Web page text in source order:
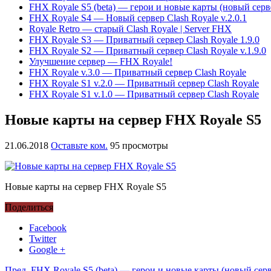
FHX Royale S5 (beta) — герои и новые карты (новый
FHX Royale S4 — Новый сервер Clash Royale v.2.0.1
Royale Retro — старый Clash Royale | Server FHX
FHX Royale S3 — Приватный сервер Clash Royale 1.9.0
FHX Royale S2 — Приватный сервер Clash Royale v.1.9.0
Улучшение сервер — FHX Royale!
FHX Royale v.3.0 — Приватный сервер Clash Royale
FHX Royale S1 v.2.0 — Приватный сервер Clash Royale
FHX Royale S1 v.1.0 — Приватный сервер Clash Royale
Новые карты на сервер FHX Royale S5
21.06.2018 Оставьте ком. 95 просмотры
Новые карты на сервер FHX Royale S5
Поделиться
Facebook
Twitter
Google +